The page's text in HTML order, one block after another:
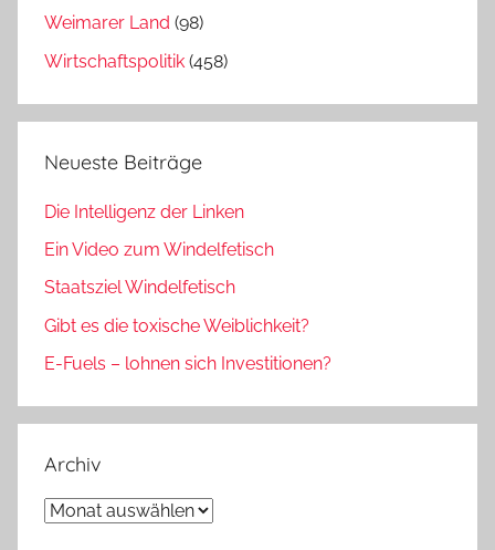
Weimarer Land (98)
Wirtschaftspolitik (458)
Neueste Beiträge
Die Intelligenz der Linken
Ein Video zum Windelfetisch
Staatsziel Windelfetisch
Gibt es die toxische Weiblichkeit?
E-Fuels – lohnen sich Investitionen?
Archiv
Archiv